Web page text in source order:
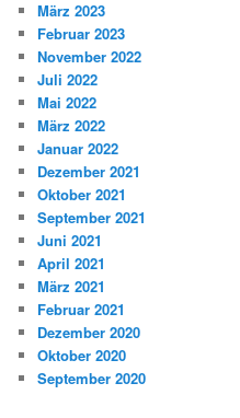
März 2023
Februar 2023
November 2022
Juli 2022
Mai 2022
März 2022
Januar 2022
Dezember 2021
Oktober 2021
September 2021
Juni 2021
April 2021
März 2021
Februar 2021
Dezember 2020
Oktober 2020
September 2020